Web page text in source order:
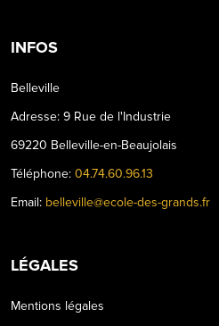
INFOS
Belleville
Adresse: 9 Rue de l'Industrie
69220 Belleville-en-Beaujolais
Téléphone: 04.74.60.96.13
Email: belleville@ecole-des-grands.fr
LÉGALES
Mentions légales